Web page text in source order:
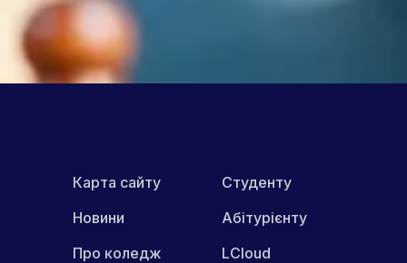
ПОШИРИТИ В МЕРЕЖАХ:
Карта сайту
Новини
Про коледж
Студенту
Абітурієнту
LCloud